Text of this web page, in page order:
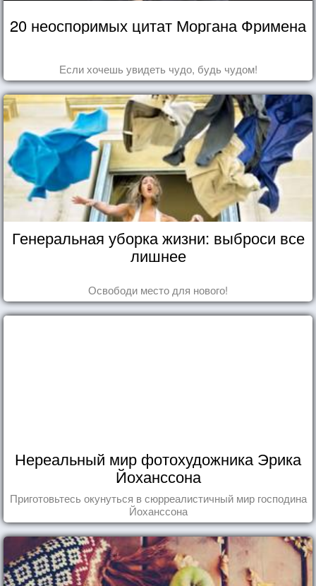
20 неоспоримых цитат Моргана Фримена
Если хочешь увидеть чудо, будь чудом!
Генеральная уборка жизни: выброси все
лишнее
Освободи место для нового!
Нереальный мир фотохудожника Эрика
Йоханссона
Приготовьтесь окунуться в сюрреалистичный мир господина
Йоханссона